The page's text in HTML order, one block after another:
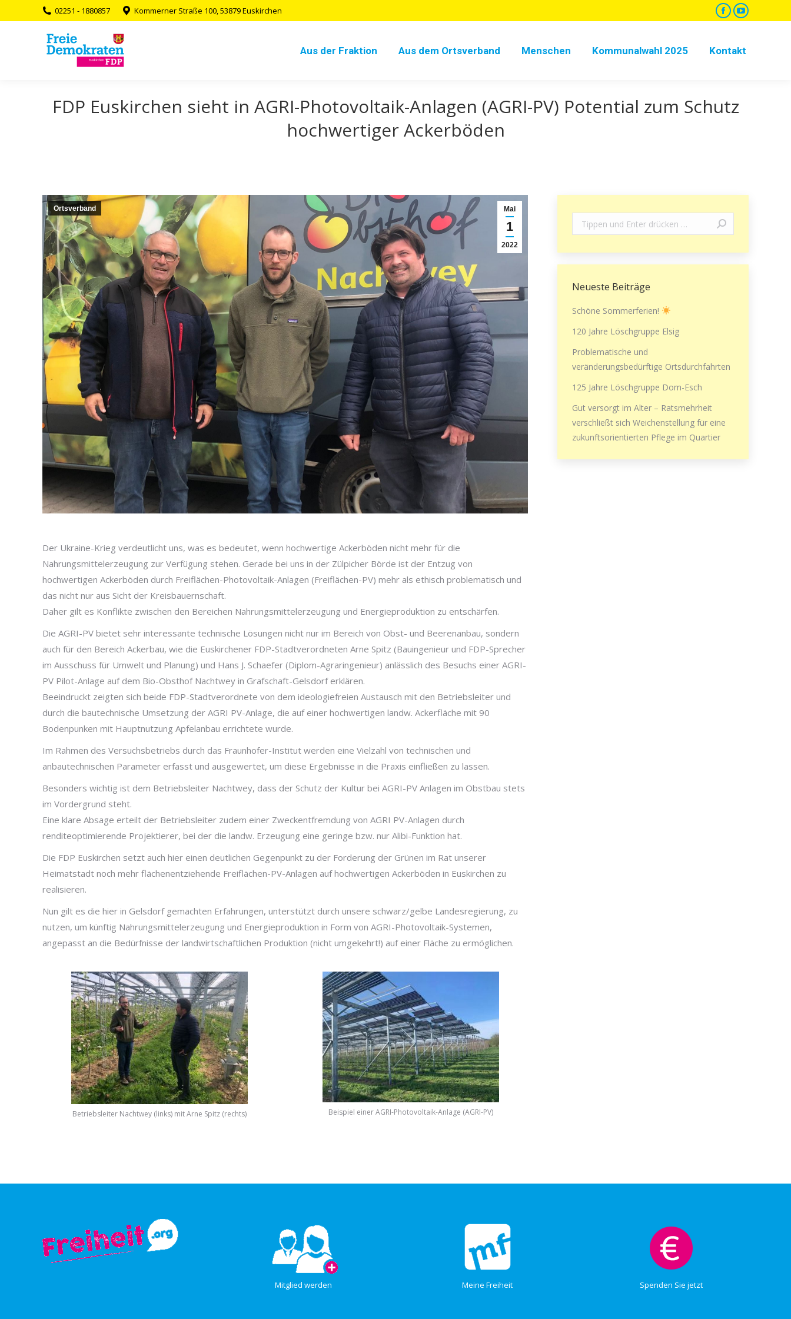
02251 - 1880857 Kommerner Straße 100, 53879 Euskirchen
Facebook
opens
YouTube
opens
Aus der Fraktion Aus dem Ortsverband Menschen Kommunalwahl 2025 Kontakt
FDP Euskirchen sieht in AGRI-Photovoltaik-Anlagen (AGRI-PV) Potential zum Schutz
hochwertiger Ackerböden
Mai
1
2022
Ortsverband
Der Ukraine-Krieg verdeutlicht uns, was es bedeutet, wenn hochwertige Ackerböden nicht mehr für die
Nahrungsmittelerzeugung zur Verfügung stehen. Gerade bei uns in der Zülpicher Börde ist der Entzug von
hochwertigen Ackerböden durch Freiflächen-Photovoltaik-Anlagen (Freiflächen-PV) mehr als ethisch problematisch und
das nicht nur aus Sicht der Kreisbauernschaft.
Daher gilt es Konflikte zwischen den Bereichen Nahrungsmittelerzeugung und Energieproduktion zu entschärfen.
Die AGRI-PV bietet sehr interessante technische Lösungen nicht nur im Bereich von Obst- und Beerenanbau, sondern
auch für den Bereich Ackerbau, wie die Euskirchener FDP-Stadtverordneten Arne Spitz (Bauingenieur und FDP-Sprecher
im Ausschuss für Umwelt und Planung) und Hans J. Schaefer (Diplom-Agraringenieur) anlässlich des Besuchs einer AGRI-
PV Pilot-Anlage auf dem Bio-Obsthof Nachtwey in Grafschaft-Gelsdorf erklären.
Beeindruckt zeigten sich beide FDP-Stadtverordnete von dem ideologiefreien Austausch mit den Betriebsleiter und
durch die bautechnische Umsetzung der AGRI PV-Anlage, die auf einer hochwertigen landw. Ackerfläche mit 90
Bodenpunken mit Hauptnutzung Apfelanbau errichtete wurde.
Im Rahmen des Versuchsbetriebs durch das Fraunhofer-Institut werden eine Vielzahl von technischen und
anbautechnischen Parameter erfasst und ausgewertet, um diese Ergebnisse in die Praxis einfließen zu lassen.
Besonders wichtig ist dem Betriebsleiter Nachtwey, dass der Schutz der Kultur bei AGRI-PV Anlagen im Obstbau stets
im Vordergrund steht.
Eine klare Absage erteilt der Betriebsleiter zudem einer Zweckentfremdung von AGRI PV-Anlagen durch
renditeoptimierende Projektierer, bei der die landw. Erzeugung eine geringe bzw. nur Alibi-Funktion hat.
Die FDP Euskirchen setzt auch hier einen deutlichen Gegenpunkt zu der Forderung der Grünen im Rat unserer
Heimatstadt noch mehr flächenentziehende Freiflächen-PV-Anlagen auf hochwertigen Ackerböden in Euskirchen zu
realisieren.
Nun gilt es die hier in Gelsdorf gemachten Erfahrungen, unterstützt durch unsere schwarz/gelbe Landesregierung, zu
nutzen, um künftig Nahrungsmittelerzeugung und Energieproduktion in Form von AGRI-Photovoltaik-Systemen,
angepasst an die Bedürfnisse der landwirtschaftlichen Produktion (nicht umgekehrt!) auf einer Fläche zu ermöglichen.
Betriebsleiter Nachtwey (links) mit Arne Spitz (rechts) Beispiel einer AGRI-Photovoltaik-Anlage (AGRI-PV)
Search:
Neueste Beiträge
Schöne Sommerferien!
120 Jahre Löschgruppe Elsig
Problematische und
veränderungsbedürftige Ortsdurchfahrten
125 Jahre Löschgruppe Dom-Esch
Gut versorgt im Alter – Ratsmehrheit
verschließt sich Weichenstellung für eine
zukunftsorientierten Pflege im Quartier
Mitglied werden Meine Freiheit Spenden Sie jetzt